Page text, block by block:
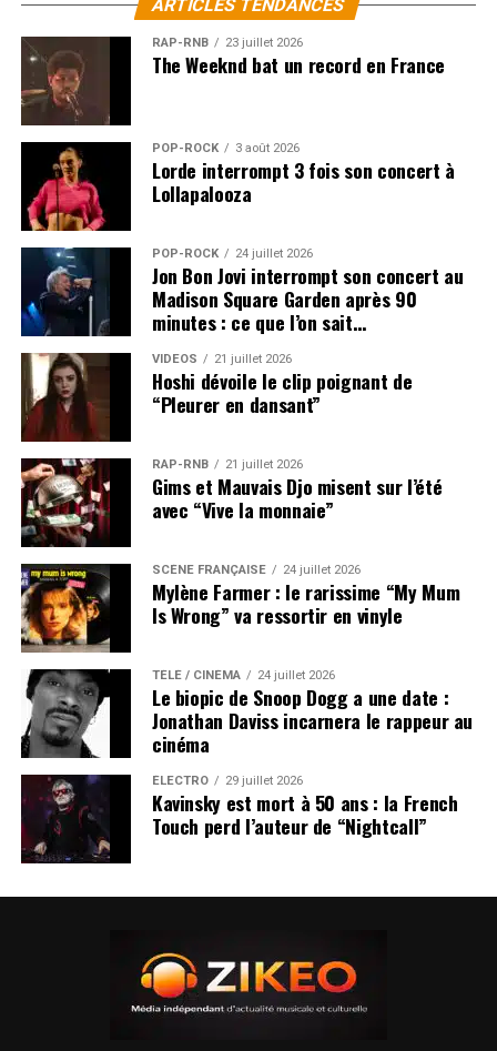
ARTICLES TENDANCES
RAP-RNB 23 juillet 2026
The Weeknd bat un record en France
POP-ROCK 3 août 2026
Lorde interrompt 3 fois son concert à
Lollapalooza
POP-ROCK 24 juillet 2026
Jon Bon Jovi interrompt son concert au
Madison Square Garden après 90
minutes : ce que l’on sait…
VIDEOS 21 juillet 2026
Hoshi dévoile le clip poignant de
“Pleurer en dansant”
RAP-RNB 21 juillet 2026
Gims et Mauvais Djo misent sur l’été
avec “Vive la monnaie”
SCÈNE FRANÇAISE 24 juillet 2026
Mylène Farmer : le rarissime “My Mum
Is Wrong” va ressortir en vinyle
TÉLÉ / CINÉMA 24 juillet 2026
Le biopic de Snoop Dogg a une date :
Jonathan Daviss incarnera le rappeur au
cinéma
ÉLECTRO 29 juillet 2026
Kavinsky est mort à 50 ans : la French
Touch perd l’auteur de “Nightcall”